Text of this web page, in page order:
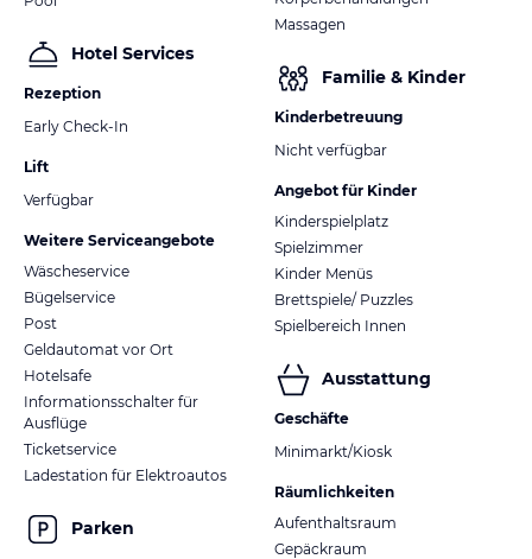
Hotel Services
Rezeption
Early Check-In
Lift
Verfügbar
Weitere Serviceangebote
Wäscheservice
Bügelservice
Post
Geldautomat vor Ort
Hotelsafe
Informationsschalter für
Ausflüge
Ticketservice
Ladestation für Elektroautos
Parken
Massagen
Familie & Kinder
Kinderbetreuung
Nicht verfügbar
Angebot für Kinder
Kinderspielplatz
Spielzimmer
Kinder Menüs
Brettspiele/ Puzzles
Spielbereich Innen
Ausstattung
Geschäfte
Minimarkt/Kiosk
Räumlichkeiten
Aufenthaltsraum
Gepäckraum